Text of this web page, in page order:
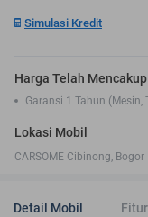
Simulasi Kredit
Harga Telah
Garansi 1 Tahun (Mesin,
Lokasi Mobil
CARSOME Cibinong, Bogor
Detail Mobil Fitur